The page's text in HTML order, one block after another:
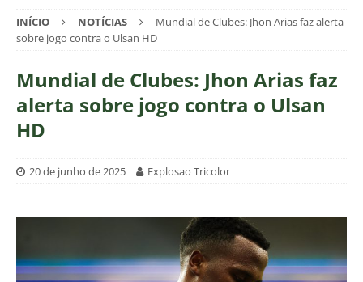
INÍCIO NOTÍCIAS
Mundial de Clubes: Jhon Arias faz alerta
sobre jogo contra o Ulsan HD
Mundial de Clubes: Jhon Arias faz
alerta sobre jogo contra o Ulsan
HD
20 de junho de 2025 Explosao Tricolor